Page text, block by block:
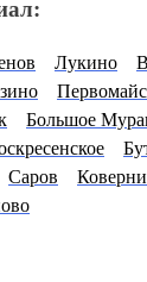
Лукино
Большое
Саров